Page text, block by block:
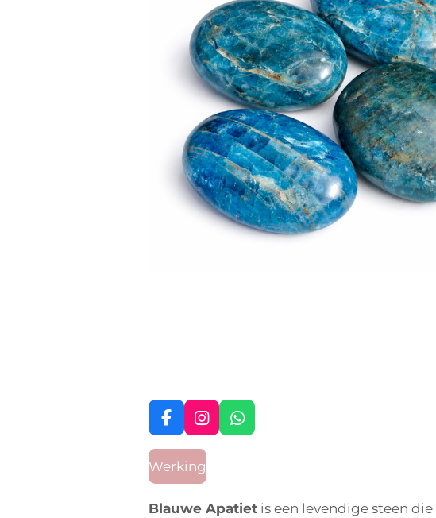
F
a
e
b
o
I
n
s
t
a
g
W
h
A
Werking
Blauwe Apatiet is een levendige steen